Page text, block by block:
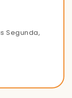
Segunda,